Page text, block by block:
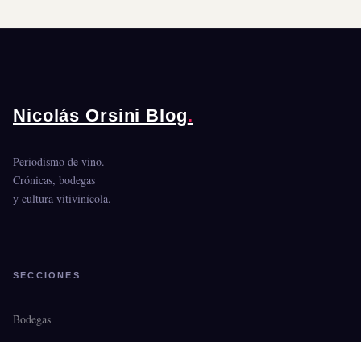
Nicolás Orsini Blog.
Periodismo de vino.
Crónicas, bodegas
y cultura vitivinícola.
SECCIONES
Bodegas